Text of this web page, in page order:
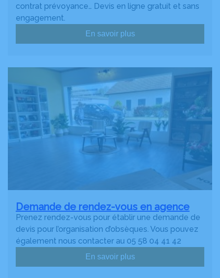
contrat prévoyance… Devis en ligne gratuit et sans
engagement.
En savoir plus
Demande de rendez-vous en agence
Prenez rendez-vous pour établir une demande de
devis pour l’organisation d’obsèques. Vous pouvez
également nous contacter au 05 58 04 41 42
En savoir plus